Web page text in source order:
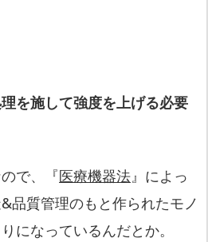
を施して強度を上げる必要
で、『医療機器法 』によっ
品質管理のもと作られたモノ
になっているんだとか。